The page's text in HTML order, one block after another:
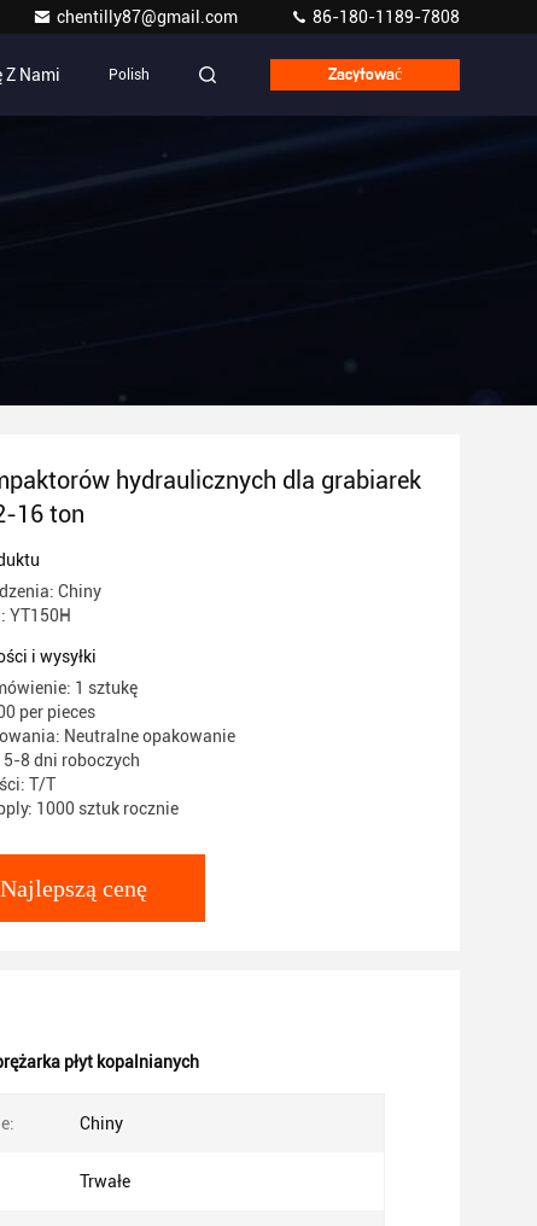
chentilly87@gmail.com 86-180-1189-7808
Z Nami Polish Zacytować
hydraulicznych dla grabiarek
16 ton
Chiny
YT150H
i wysyłki
1 sztukę
per pieces
Neutralne opakowanie
8 dni roboczych
T/T
1000 sztuk rocznie
Najlepszą cenę
płyt kopalnianych
Chiny
Trwałe